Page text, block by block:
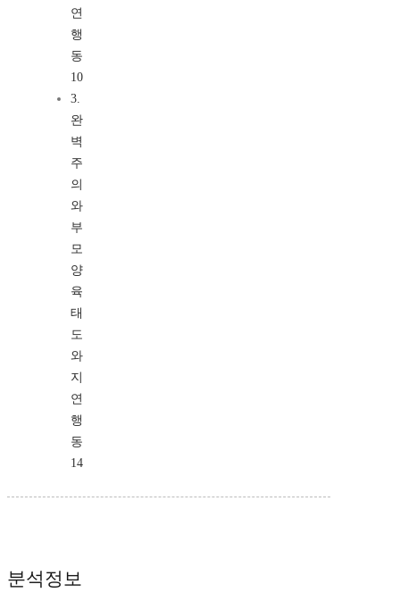
연
행
동
10
3.
완
벽
주
의
와
부
모
양
육
태
도
와
지
연
행
동
14
분석정보